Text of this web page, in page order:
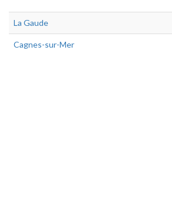
La Gaude
Cagnes-sur-Mer